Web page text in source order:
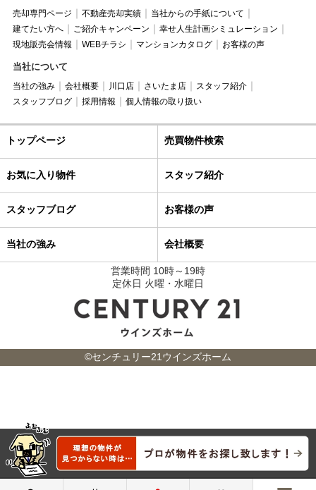
売却専門ページ 不動産売却実績
当社からの手紙について
建てたい方へ
ご紹介キャンペーン
幸せ人生計画シミュレーション
現地販売会情報
WEBチラシ マンションカタログ お客様の声
当社について
当社の強み 会社概要 川口店 さいたま店
スタッフ紹介
スタッフブログ
採用情報 個人情報の取り扱い
トップページ 売買物件検索
お気に入り物件 スタッフ紹介
スタッフブログ お客様の声
当社の強み 会社概要
営業時間 10時～19時
定休日 火曜・水曜日
©センチュリー21ウインズホーム